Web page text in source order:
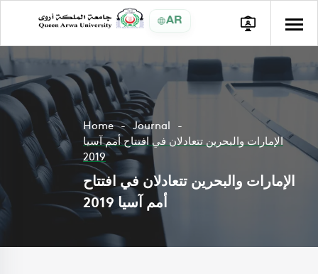
AR
Home
Journal
الإمارات والبحرين تتعادلان في افتتاح أمم آسيا
2019
الإمارات والبحرين تتعادلان في افتتاح
أمم آسيا 2019